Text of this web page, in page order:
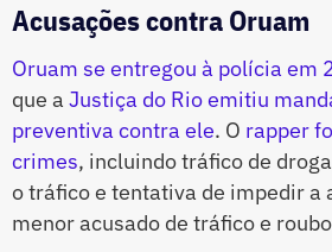
Acusações contra Oruam
Oruam se entregou à polícia em
que a Justiça do Rio emitiu
preventiva contra ele. O rapper
crimes, incluindo tráfico de
o tráfico e tentativa de impedir a
menor acusado de tráfico e